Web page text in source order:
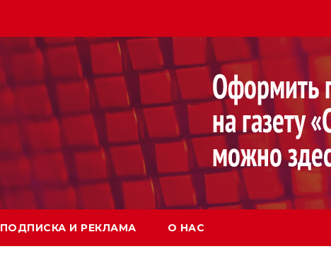
ПОДПИСКА И РЕКЛАМА О НАС